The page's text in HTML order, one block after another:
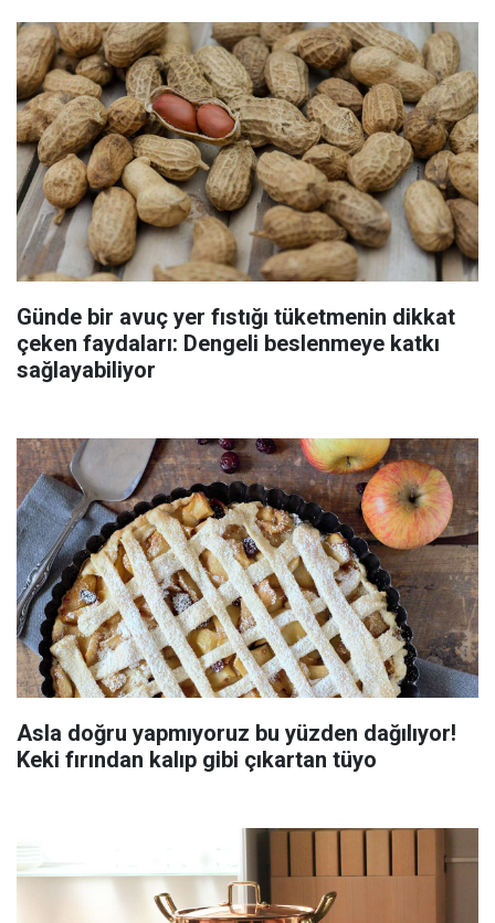
Günde bir avuç yer fıstığı tüketmenin dikkat
çeken faydaları: Dengeli beslenmeye katkı
sağlayabiliyor
Asla doğru yapmıyoruz bu yüzden dağılıyor!
Keki fırından kalıp gibi çıkartan tüyo